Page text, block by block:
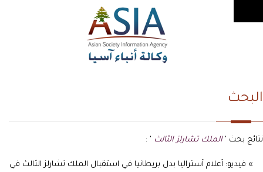
البحث
نتائج بحث 'الملك تشارلز الثالث ' :
» فيديو: أعلام أستراليا بدل بريطانيا في استقبال الملك تشارلز الثالث في